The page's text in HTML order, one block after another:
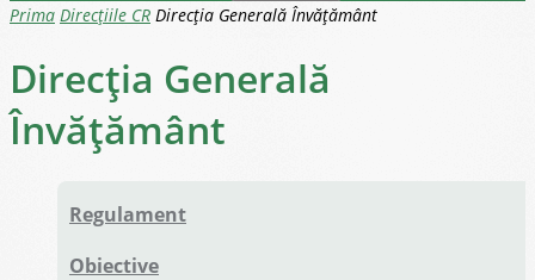
Prima Direcțiile CR Direcția Generală Învățământ
Direcția Generală
Învățământ
Regulament
Obiective